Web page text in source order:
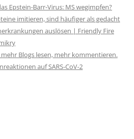
Epstein-Barr-Virus: MS wegimpfen?
imitieren, sind häufiger als gedacht
auslösen | Friendly Fire
Blogs lesen, mehr kommentieren.
auf SARS-CoV-2